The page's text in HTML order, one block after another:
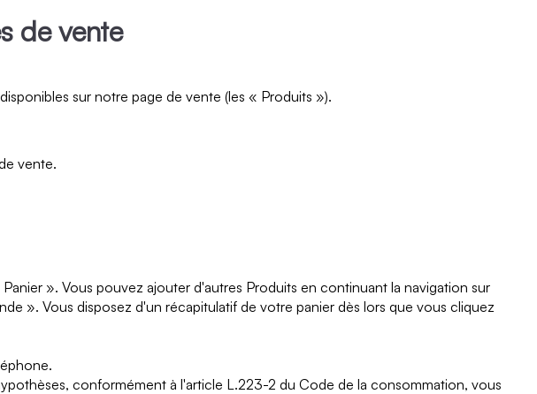
de vente
sur notre page de vente (les « Produits »).
vente.
». Vous pouvez ajouter d'autres Produits en continuant la navigation sur
». Vous disposez d'un récapitulatif de votre panier dès lors que vous cliquez
conformément à l'article L.223-2 du Code de la consommation, vous